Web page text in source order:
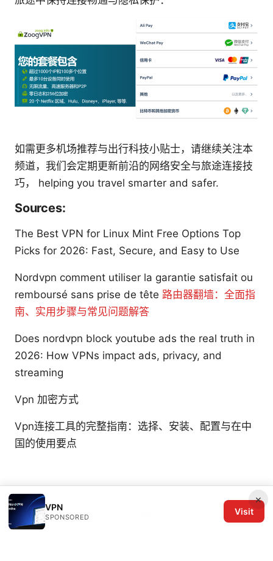
如需更多机场推荐与出行科技小贴士，请继续关注本
频道，我们会定期更新前沿的网络安全与旅途连接技
巧， helping you travel smarter and safer.
Sources:
The Best VPN for Linux Mint Free Options Top
Picks for 2026: Fast, Secure, and Easy to Use
Nordvpn comment utiliser la garantie satisfait ou
remboursé sans prise de tête 路由器翻墙：全面指
南、实用步骤与常见问题解答
Does nordvpn block youtube ads the real truth in
2026: How VPNs impact ads, privacy, and
streaming
Vpn 加密方式
Vpn连接工具的完整指南：选择、安装、配置与在中
国的使用要点
×
VPN
SPONSORED
Visit
© 2026 The Six Others LLC. All rights reserved.